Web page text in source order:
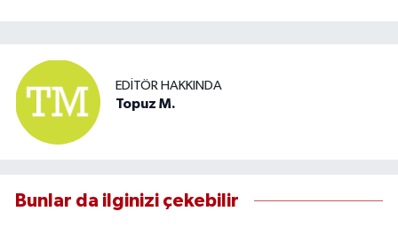
EDITÖR HAKKINDA
Topuz M.
Bunlar da ilginizi çekebilir